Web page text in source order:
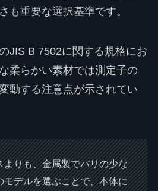
も重要な選択基準です。
JIS B 7502に関する規格にお
柔らかい素材では測定子の
動する注意点が示されてい
よりも、金属製でバリの少な
モデルを選ぶことで、本体に